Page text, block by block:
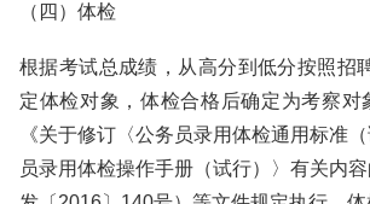
（四）体检
根据考试总成绩，从高分到低分按照招
定体检对象，体检合格后确定为考察对
《关于修订〈公务员录用体检通用标准
员录用体检操作手册（试行）〉有关内